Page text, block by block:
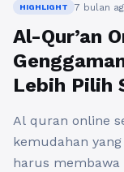
HIGHLIGHT 7 bulan
Al-Qur’an
Lebih Pilih
Al quran online
kemudahan
harus